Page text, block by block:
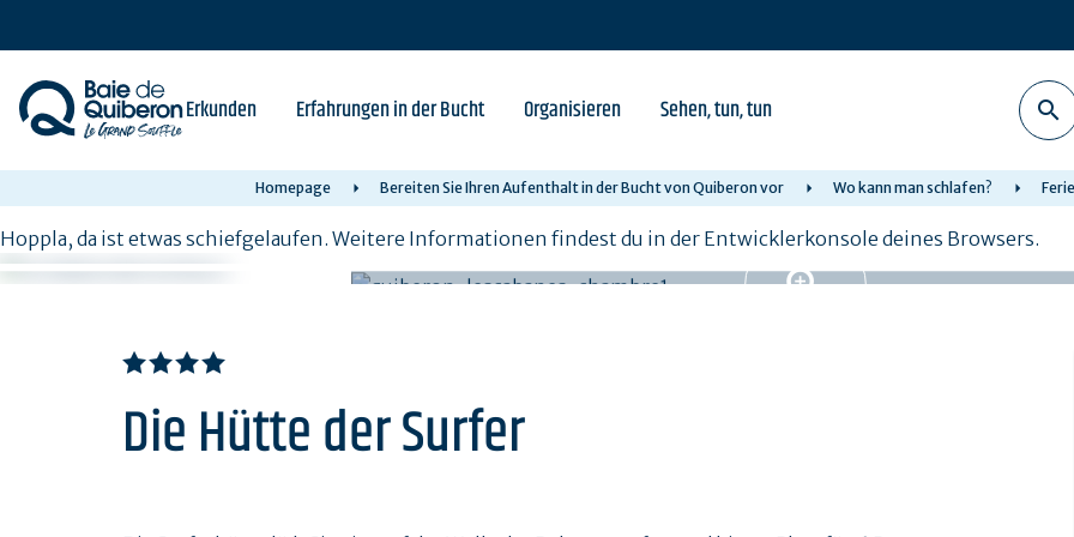
content
Erkunden Erfahrungen in der Bucht Organisieren Sehen, tun, tun
Homepage Bereiten Sie Ihren Aufenthalt in der Bucht von Quiberon vor Wo kann man schlafen?
Hoppla, da ist etwas schiefgelaufen. Weitere Informationen findest du in der Entwicklerkonsole deines Browsers.
Die Hütte der Surfer